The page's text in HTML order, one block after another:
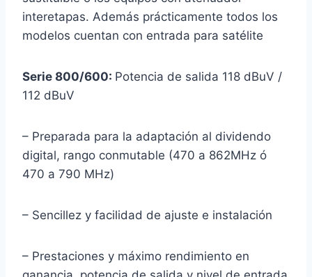
interetapas. Además prácticamente todos los
modelos cuentan con entrada para satélite
Serie 800/600: Potencia de salida 118 dBuV /
112 dBuV
– Preparada para la adaptación al dividendo
digital, rango conmutable (470 a 862MHz ó
470 a 790 MHz)
– Sencillez y facilidad de ajuste e instalación
– Prestaciones y máximo rendimiento en